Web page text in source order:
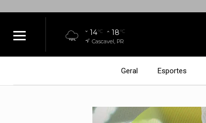
14°C 18°C
Cascavel, PR
Geral Esportes